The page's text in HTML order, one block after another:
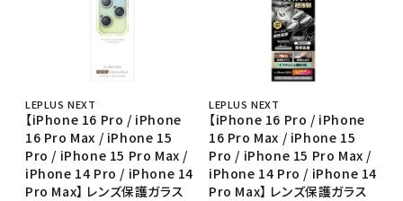
LEPLUS NEXT
【iPhone 16 Pro / iPhone
16 Pro Max / iPhone 15
Pro / iPhone 15 Pro Max /
iPhone 14 Pro / iPhone 14
Pro Max】 レンズ保護ガラス
LEPLUS NEXT
【iPhone 16 Pro / iPhone
16 Pro Max / iPhone 15
Pro / iPhone 15 Pro Max /
iPhone 14 Pro / iPhone 14
Pro Max】 レンズ保護ガラス